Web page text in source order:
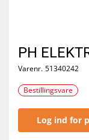
PH
Varenr. 51340242
Bestillingsvare
Log ind for